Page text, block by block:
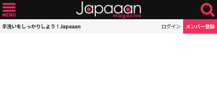
手洗いをしっかりしよう！Japaaan ログイン メンバー登録